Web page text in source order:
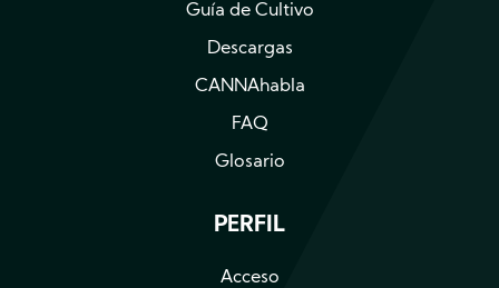
Guía de Cultivo
Descargas
CANNAhabla
FAQ
Glosario
PERFIL
Acceso